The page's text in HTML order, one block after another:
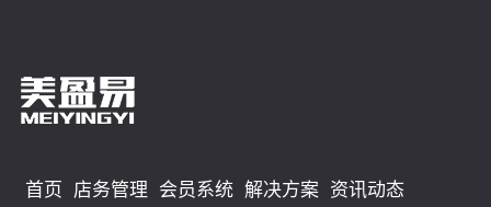
首页 店务管理 会员系统 解决方案 资讯动态